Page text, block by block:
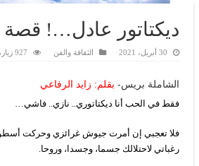
ديكتاتور عادل…! قصة
30 أبريل، 2021 الثقافة والفن 927 زيارة
الشاملة بريس- بقلم: زايد الرفاعي
فقط في الحب أنا ديكتاتوري.. نازي.. فاشي…
فلا تعجبي إن أمرت جيوش غرائزي وحركت
رغباتي لاحتلالك جسما، وجسدا، وروحا.